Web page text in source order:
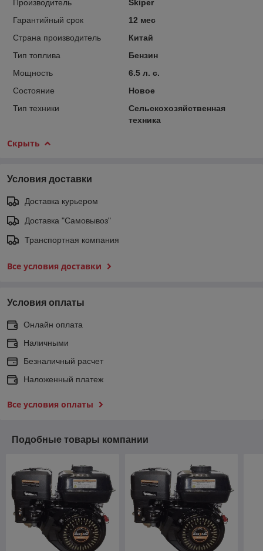
Производитель
Skiper
Гарантийный срок
12 мес
Страна производитель
Китай
Тип топлива
Бензин
Мощность
6.5 л. с.
Состояние
Новое
Тип техники
Сельскохозяйственная
техника
Скрыть
Условия доставки
Доставка курьером
Доставка "Самовывоз"
Транспортная компания
Все условия доставки
Условия оплаты
Онлайн оплата
Наличными
Безналичный расчет
Наложенный платеж
Все условия оплаты
Подобные товары компании